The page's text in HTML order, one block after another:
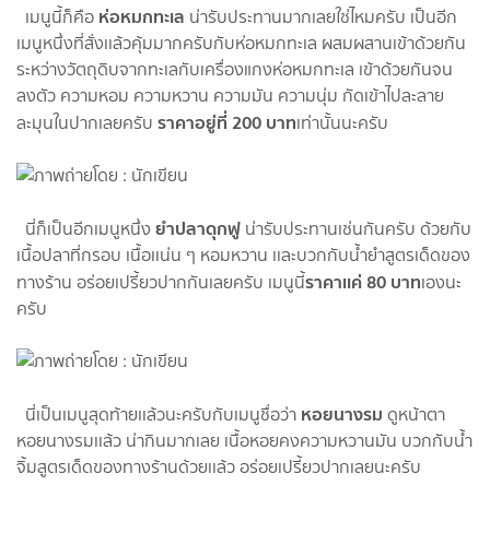
เมนูนี้​ก็คือ​ ห่อหมกทะเล ​ น่ารับประทาน​มากเลยใช่ไหมครับ​ เป็นอีก
เมนูหนึ่งที่สั่งเเล้วคุ้มมากครับกับห่อหมกทะเล ผสมผสาน​เข้าด้วย​กัน
ระหว่างวัตถุดิบ​จากทะเลกับเครื่องแกงห่อหมกทะเล​ เข้าด้วยกันจน
ลงตัว​ ความหอม​ ความหวาน​ ความมัน​ ความนุ่ม​ กัดเข้าไปละลาย​
ละมุนในปากเลยครับ​ ราคา​อยู่​ที่​ 200​ บาทเท่านั้น​นะครับ
นี่ก็เป็นอีกเมนู​หนึ่ง ยำปลาดุกฟู​ น่ารับประทาน​เช่นกัน​ครับ​ ด้วยกับ
เนื้อปลาที่กรอบ​ เนื้อเเน่น​ ๆ​ หอม​หวาน​ เเละบวกกับน้ำยำสูตร​เด็ด​ของ
ทางร้าน​ อร่อยเปรี้ยว​ปากกันเลยครับ​ เมนู​นี้ราคาเเค่​ 80​ บาทเองนะ
ครับ
นี่เป็นเมนูสุดท้าย​เเล้วนะครับกับเมนู​ชื่อว่า​ หอยนางรม​ ดูหน้าตา​
หอยนางรม​เเล้ว​ น่ากินมากเลย เนื้อหอยคงความหวานมัน​ บวกกับน้ำ
จิ้มสูตรเด็ดของทางร้าน​ด้วยเเล้ว อร่อยเปรี้ยว​ปากเลยนะครับ​